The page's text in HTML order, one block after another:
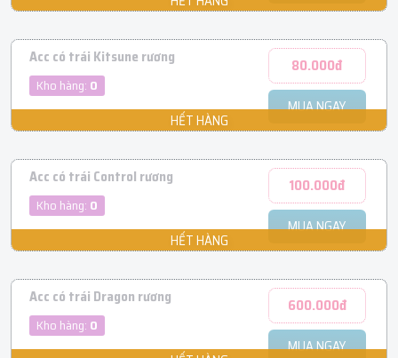
Acc có trái Kitsune rương
Kho hàng: 0
80.000đ
MUA NGAY
Acc có trái Control rương
Kho hàng: 0
100.000đ
MUA NGAY
Acc có trái Dragon rương
Kho hàng: 0
600.000đ
MUA NGAY